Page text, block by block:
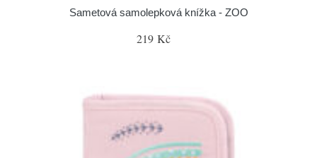
Sametová samolepková knížka - ZOO
219 Kč